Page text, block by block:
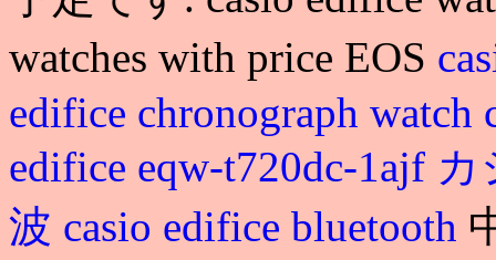
watches with price EOS
edifice chronograph watch
edifice eqw-t720dc-1ajf
波 casio edifice bluetooth